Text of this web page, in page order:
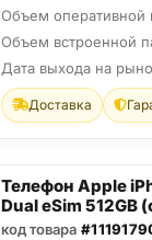
Объем оперативной
Объем встроенной
Дата выхода на
Доставка
Телефон Apple
Dual eSim 512GB
код товара